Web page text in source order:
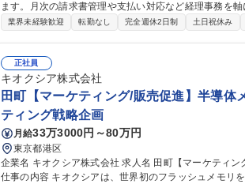
ます。月次の請求書管理や支払い対応など経理事務を
ションです。 急成長スタートアップのバックオフィス体制を支え、土台を構築していただきます。 ■経理：請求
務：備品・消耗品の在庫管理や発注、契約書の作成補
ス環境整備 【業務内容の変更範囲】当社の指定する業務 募集職種 駒込【経理・総務】サービス継続率100%の急
成長MaaS企業/原則出社/年俸500万～
業界未経験歓迎 転勤なし 完全週休2日制 土日祝休み
正社員
キオクシア株式会社
田町【マーケティング/販売促進】半導
ティング戦略企画
月給33万3000円～80万円
東京都港区
企業名 キオクシア株式会社 求人名 田町【マーケティング/販売促進】半導体メモリを世界へ/グローバル_H2624
仕事の内容 キオクシアは、世界初のフラッシュメモリ